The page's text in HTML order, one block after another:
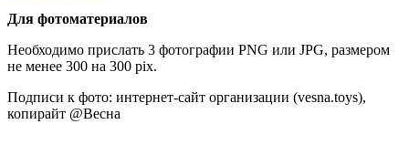
Для фотоматериалов
Необходимо прислать 3 фотографии PNG или JPG, размером
не менее 300 на 300 pix.
Подписи к фото: интернет-сайт организации (vesna.toys),
копирайт @Весна